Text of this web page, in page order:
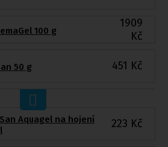
100 g
1909
Kč
50 g 451 Kč
Aquagel na hojení
223 Kč